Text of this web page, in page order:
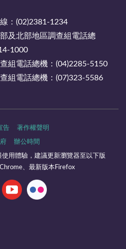
：(02)2381-1234
及北部地區調查組電話總
1000
組電話總機：(04)2285-5150
組電話總機：(07)323-5586
告 著作權聲明
辦公時間
用體驗，建議更新瀏覽器至以下版
、最新版本Firefox